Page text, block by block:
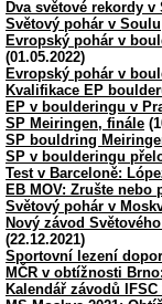
Dva světové rekordy v
Světový pohár v Soulu
Evropský pohár v
(01.05.2022)
Evropský pohár v
Kvalifikace EP
EP v boulderingu v
SP Meiringen, finále
SP bouldring
SP v boulderingu
Test v Barceloně:
EB MOV: Zrušte nebo
Světový pohár v
Nový závod
(22.12.2021)
Sportovní lezení
MČR v obtížnosti
Kalendář závodů IFSC